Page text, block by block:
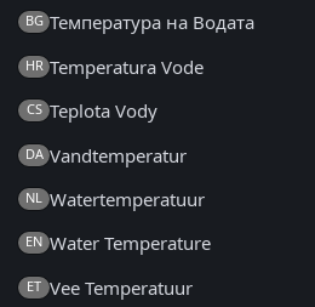
BG Температура на Водата
HR Temperatura Vode
CS Teplota Vody
DA Vandtemperatur
NL Watertemperatuur
EN Water Temperature
ET Vee Temperatuur